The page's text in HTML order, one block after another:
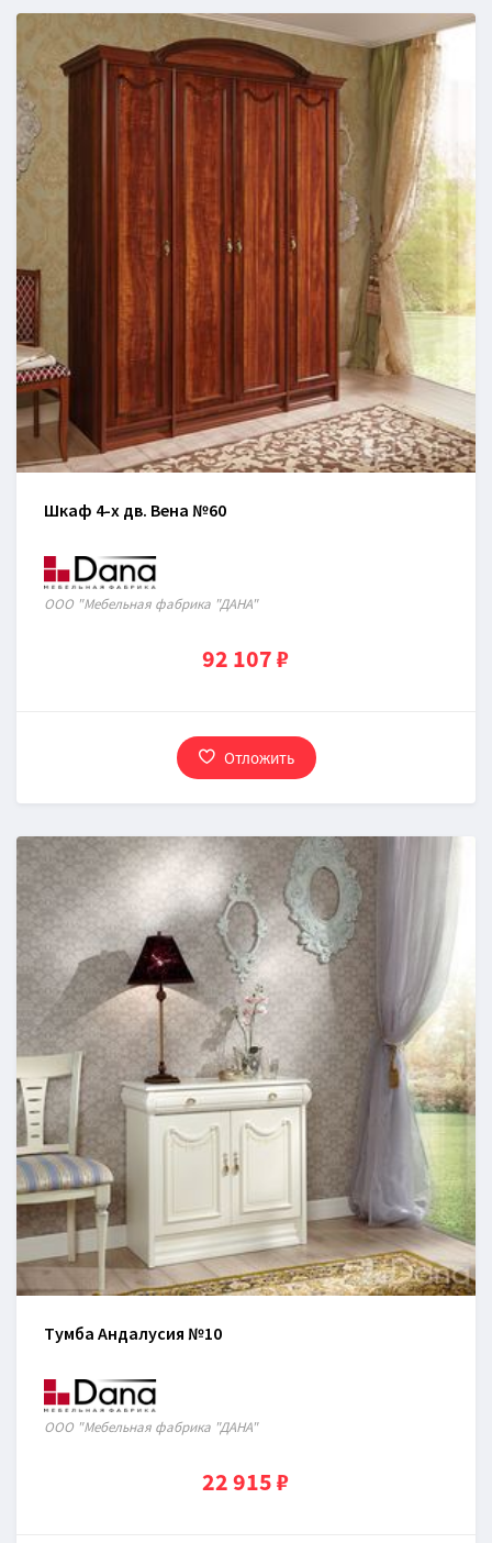
Шкаф 4-х дв. Вена №60
ООО "Мебельная фабрика "ДАНА"
92 107 ₽
Отложить
Тумба Андалусия №10
ООО "Мебельная фабрика "ДАНА"
22 915 ₽